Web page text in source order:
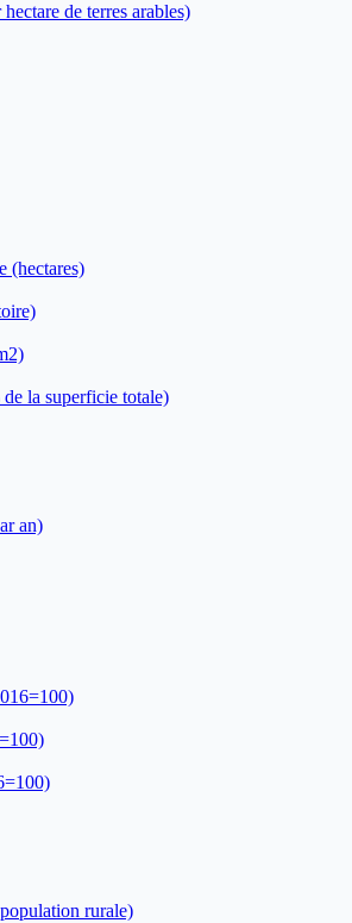
de terres arables)
(hectares)
la superficie totale)
an)
rurale)